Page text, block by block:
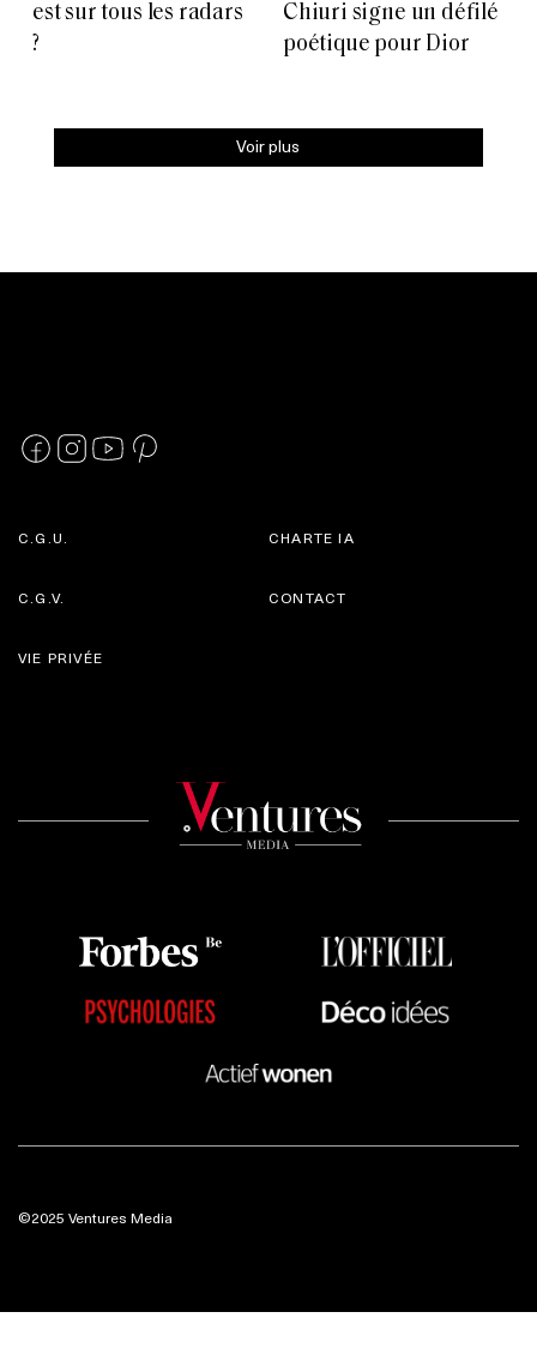
est sur tous les radars
?
Chiuri signe un défilé
poétique pour Dior
Voir plus
C.G.U.
C.G.V.
CHARTE IA
CONTACT
VIE PRIVÉE
©2025 Ventures Media